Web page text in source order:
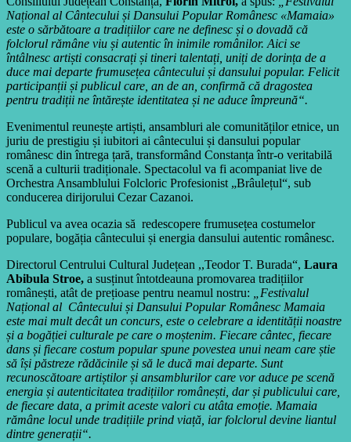
Național al Cântecului și Dansului Popular Românesc «Mamaia»
este o sărbătoare a tradițiilor care ne definesc și o dovadă că
folclorul rămâne viu și autentic în inimile românilor. Aici se
întâlnesc artiști consacrați și tineri talentați, uniți de dorința de a
duce mai departe frumusețea cântecului și dansului popular. Felicit
participanții și publicul care, an de an, confirmă că dragostea
pentru tradiții ne întărește identitatea și ne aduce împreună“.
Evenimentul reunește artiști, ansambluri ale comunităților etnice, un
juriu de prestigiu și iubitori ai cântecului și dansului popular
românesc din întrega țară, transformând Constanța într-o veritabilă
scenă a culturii tradiționale. Spectacolul va fi acompaniat live de
Orchestra Ansamblului Folcloric Profesionist „Brâulețul“, sub
conducerea dirijorului Cezar Cazanoi.
Publicul va avea ocazia să redescopere frumusețea costumelor
populare, bogăția cântecului și energia dansului autentic românesc.
Directorul Centrului Cultural Județean ,,Teodor T. Burada“, Laura
Abibula Stroe, a susținut întotdeauna promovarea tradițiilor
românești, atât de prețioase pentru neamul nostru:
Festivalul
Național al Cântecului și Dansului Popular Românesc Mamaia
este mai mult decât un concurs, este o celebrare a identității noastre
și a bogăției culturale pe care o moștenim. Fiecare cântec, fiecare
dans și fiecare costum popular spune povestea unui neam care știe
să își păstreze rădăcinile și să le ducă mai departe. Sunt
recunoscătoare artiștilor și ansamblurilor care vor aduce pe scenă
energia și autenticitatea tradițiilor românești, dar și publicului care,
de fiecare data, a primit aceste valori cu atâta emoție. Mamaia
rămâne locul unde tradițiile prind viață, iar folclorul devine liantul
dintre generații“.